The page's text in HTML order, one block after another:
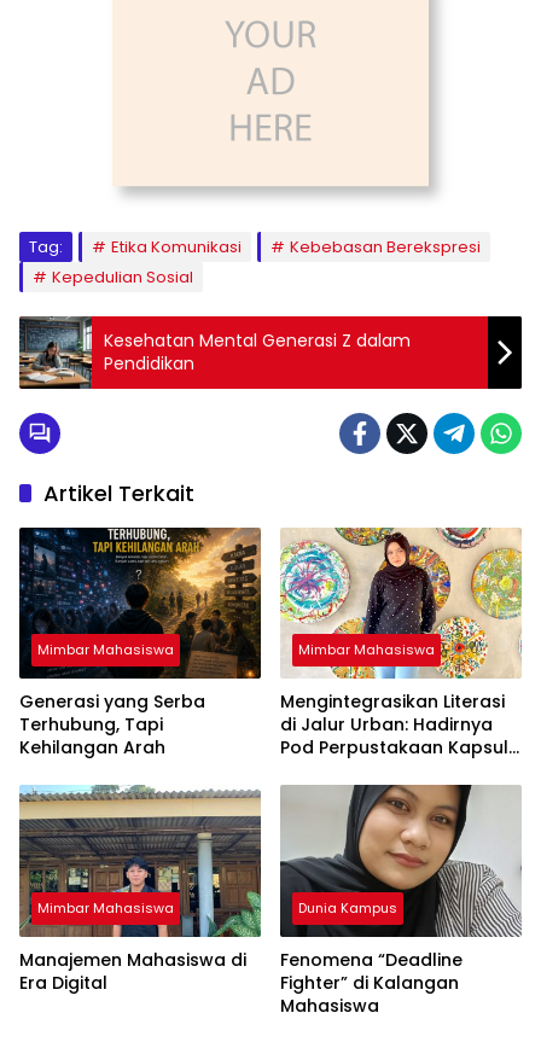
Tag: Etika Komunikasi
Kebebasan Berekspresi
Kepedulian Sosial
Kesehatan Mental Generasi Z dalam
Pendidikan
Artikel Terkait
Mimbar Mahasiswa
Generasi yang Serba
Terhubung, Tapi
Kehilangan Arah
Mimbar Mahasiswa
Mengintegrasikan Literasi
di Jalur Urban: Hadirnya
Pod Perpustakaan Kapsul
Tren Terbaru
Mimbar Mahasiswa
Manajemen Mahasiswa di
Era Digital
Dunia Kampus
Fenomena “Deadline
Fighter” di Kalangan
Mahasiswa